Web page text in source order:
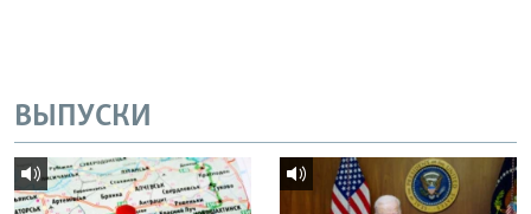
ВЫПУСКИ